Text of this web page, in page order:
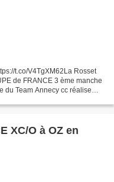
t.co/V4TgXM62La Rosset
de FRANCE 3 ème manche
du Team Annecy cc réalise
XC/O à OZ en